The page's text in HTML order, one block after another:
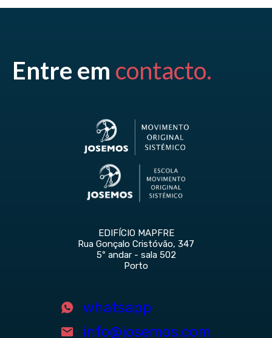
Entre em contacto.
EDIFÍCIO MAPFRE
Rua Gonçalo Cristóvão, 347
5º andar - sala 502
Porto
whatsapp
info@josemos.com